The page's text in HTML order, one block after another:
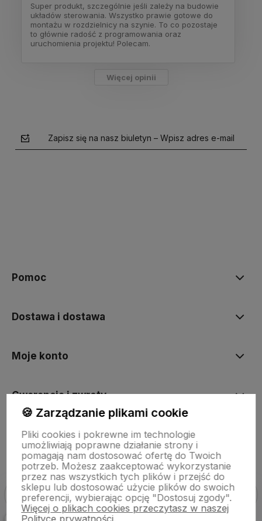
Super produkt, szczególnie jeśli zależy na budowie
układów sterowania. Wszystko prawie gotowe do
montażu w rozdzielnicy na szynie. To co pozostaje
to głównie radość z programowania oraz
uruchomienia projektu! Polecam.
Więcej opinii
Zapisz się na nasz biuletyn – Wpisz adres e-mail
Pomoc
Dostawa i dostawa
Moje konto
Gwarancja i zwroty
O firmie
🍪 Zarządzanie plikami cookie
Pliki cookies i pokrewne im technologie
umożliwiają poprawne działanie strony i
pomagają nam dostosować ofertę do Twoich
potrzeb. Możesz zaakceptować wykorzystanie
przez nas wszystkich tych plików i przejść do
sklepu lub dostosować użycie plików do swoich
preferencji, wybierając opcję "Dostosuj zgody".
Więcej o plikach cookies przeczytasz w naszej
Polityce prywatności.